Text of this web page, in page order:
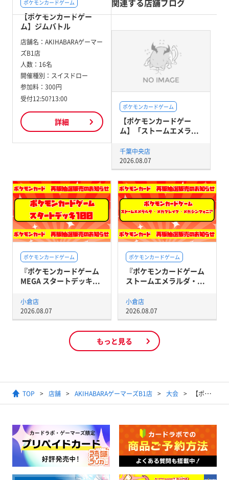
ポケモンカードゲーム
【ポケモンカードゲー
ム】ジムバトル
店舗名： AKIHABARAゲーマー
ズB1店
人数： 16名
開催種別： スイスドロー
参加料： 300円
受付12:50?13:00
詳細
ポケモンカードゲーム
【ポケモンカードゲー
ム】「ストームエメラ...
千葉中央店
2026.08.07
ポケモンカードゲーム
『ポケモンカードゲーム
ストームエメラルダ・...
小倉店
2026.08.07
ポケモンカードゲーム
『ポケモンカードゲーム
MEGA スタートデッキ...
小倉店
2026.08.07
もっと見る
TOP 店舗 AKIHABARAゲーマーズB1店 大会 【ポケモンカードゲーム】ジムバトル